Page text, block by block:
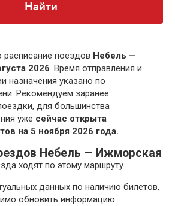
Найти
поездов Небель —
2026. Время отправления и
назначения указано по
Рекомендуем заранее
для большинства
уже сейчас открыта
на 5 ноября 2026 года.
Небель — Ижморская
ходят по этому маршруту
данных по наличию билетов,
обновить информацию: